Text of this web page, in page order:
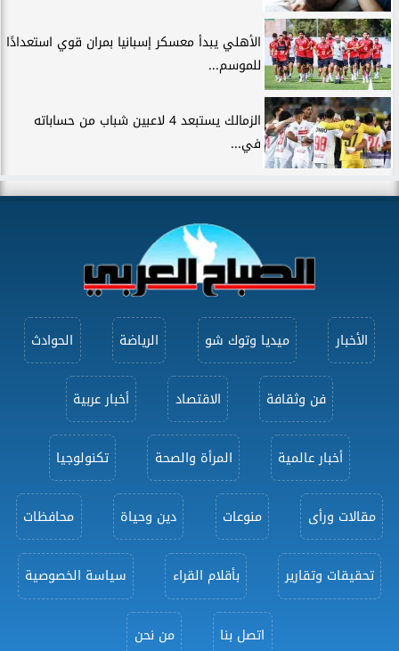
الأهلي يبدأ معسكر إسبانيا بمران قوي استعدادًا
للموسم...
الزمالك يستبعد 4 لاعبين شباب من حساباته
في...
الأخبار ميديا وتوك شو الرياضة الحوادث
فن وثقافة الاقتصاد أخبار عربية
أخبار عالمية المرأة والصحة تكنولوجيا
مقالات ورأى منوعات دين وحياة محافظات
تحقيقات وتقارير بأقلام القراء سياسة الخصوصية
اتصل بنا من نحن